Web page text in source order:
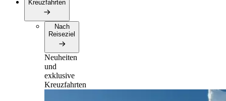
Kreuzfahrten
Nach
Reiseziel
Neuheiten
und
exklusive
Kreuzfahrten